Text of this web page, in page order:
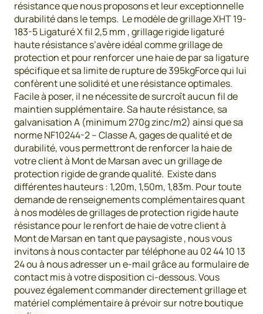
résistance que nous proposons et leur exceptionnelle
durabilité dans le temps. Le modèle de grillage XHT 19-
183-5 Ligaturé X fil 2,5 mm , grillage rigide ligaturé
haute résistance s’avère idéal comme grillage de
protection et pour renforcer une haie de par sa ligature
spécifique et sa limite de rupture de 395kgForce qui lui
confèrent une solidité et une résistance optimales.
Facile à poser, il ne nécessite de surcroît aucun fil de
maintien supplémentaire. Sa haute résistance, sa
galvanisation A (minimum 270g zinc/m2) ainsi que sa
norme NF10244-2 – Classe A, gages de qualité et de
durabilité, vous permettront de renforcer la haie de
votre client à Mont de Marsan avec un grillage de
protection rigide de grande qualité. Existe dans
différentes hauteurs : 1,20m, 1,50m, 1,83m. Pour toute
demande de renseignements complémentaires quant
à nos modèles de grillages de protection rigide haute
résistance pour le renfort de haie de votre client à
Mont de Marsan en tant que paysagiste , nous vous
invitons à nous contacter par téléphone au 02 44 10 13
24 ou à nous adresser un e-mail grâce au formulaire de
contact mis à votre disposition ci-dessous. Vous
pouvez également commander directement grillage et
matériel complémentaire à prévoir sur notre boutique